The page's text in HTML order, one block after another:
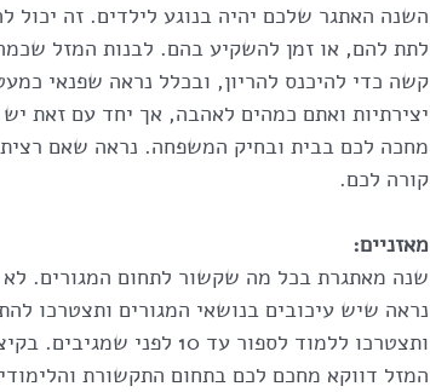
השנה האתגר שלכם יהיה בנוגע לילדים. זה
לתת להם, או זמן להשקיע בהם. לבנות המזל
קשה כדי להיכנס להריון, ובכלל נראה שפנאי
יצירתיות ואתם כמהים לאהבה, אך יחד עם זאת
מחכה לכם בבית ובחיק המשפחה. נראה שאם
קורה לכם.
מאזניים:
שנה מאתגרת בכל מה שקשור לתחום המגורים.
נראה שיש עיכובים בנושאי המגורים ותצטרכו
ותצטרכו ללמוד לספור עד 10 לפני שמגיבים. בקיצור בכל נושא הבית והמשפחה אתם תאותגרו השנה.
המזל דווקא מחכם לכם בתחום התקשורת